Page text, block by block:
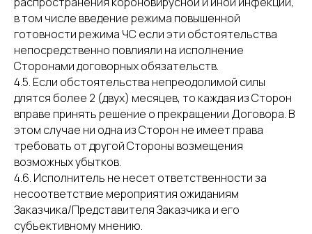
в том числе введение режима повышенной
готовности режима ЧС если эти обстоятельства
непосредственно повлияли на исполнение
Сторонами договорных обязательств.
4.5. Если обстоятельства непреодолимой силы
длятся более 2 (двух) месяцев, то каждая из Сторон
вправе принять решение о прекращении Договора. В
этом случае ни одна из Сторон не имеет права
требовать от другой Стороны возмещения
возможных убытков.
4.6. Исполнитель не несет ответственности за
несоответствие мероприятия ожиданиям
Заказчика/Представителя Заказчика и его
субъективному мнению.